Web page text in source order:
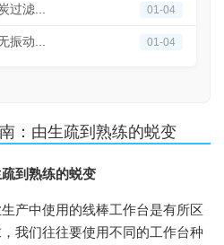
过滤... 01-04
振动... 01-04
：由生疏到熟练的蜕变
到熟练的蜕变
生产中使用的线棒工作台是有所区
我们往往要使用不同的工作台种